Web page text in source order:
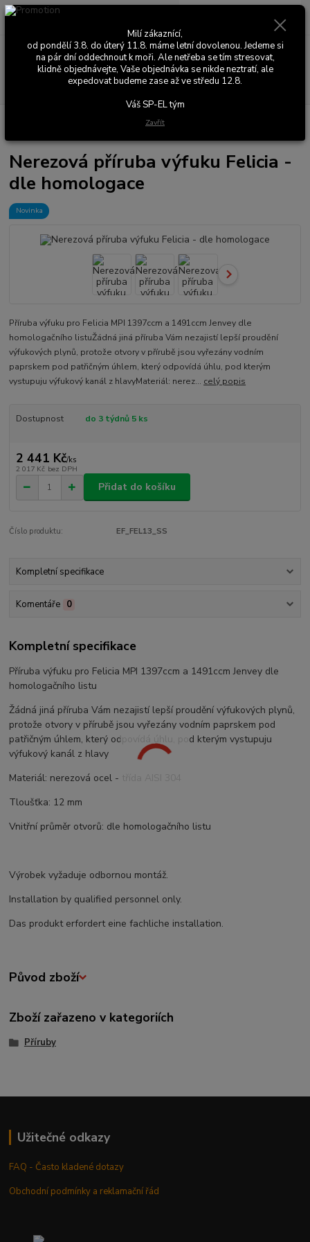
Menu
+420 603 411 581
0,00 Kč
Nerezová příruba výfuku Felicia - dle
Nerezová příruba výfuku Felicia -
dle homologace
Novinka
Příruba výfuku pro Felicia MPI 1397ccm a 1491ccm Jenvey dle
homologačního listuŽádná jiná příruba Vám nezajistí lepší proudění
výfukových plynů, protože otvory v přírubě jsou vyřezány vodním
paprskem pod patřičným úhlem, který odpovídá úhlu, pod kterým
vystupuju výfukový kanál z hlavyMateriál: nerez... celý popis
Dostupnost do 3 týdnů 5 ks
2 441 Kč/ks
2 017 Kč bez DPH
Přidat do košíku
Číslo produktu: EF_FEL13_SS
Kompletní specifikace
Komentáře 0
Kompletní specifikace
Příruba výfuku pro Felicia MPI 1397ccm a 1491ccm Jenvey dle
homologačního listu
Žádná jiná příruba Vám nezajistí lepší proudění výfukových plynů,
protože otvory v přírubě jsou vyřezány vodním paprskem pod
patřičným úhlem, který odpovídá úhlu, pod kterým vystupuju
výfukový kanál z hlavy
Materiál: nerezová ocel - třída AISI 304
Tloušťka: 12 mm
Vnitřní průměr otvorů: dle homologačního listu
Výrobek vyžaduje odbornou montáž.
Installation by qualified personnel only.
Das produkt erfordert eine fachliche installation.
Původ zboží
Zboží zařazeno v kategoriích
Příruby
Užitečné odkazy
FAQ - Často kladené dotazy
Obchodní podmínky a reklamační řád
Milí zákaznící,
od pondělí 3.8. do úterý 11.8. máme letní dovolenou. Jedeme si
na pár dní oddechnout k moři. Ale netřeba se tím stresovat,
klidně objednávejte, Vaše objednávka se nikde neztratí, ale
expedovat budeme zase až ve středu 12.8.
Váš SP-EL tým
Zavřít